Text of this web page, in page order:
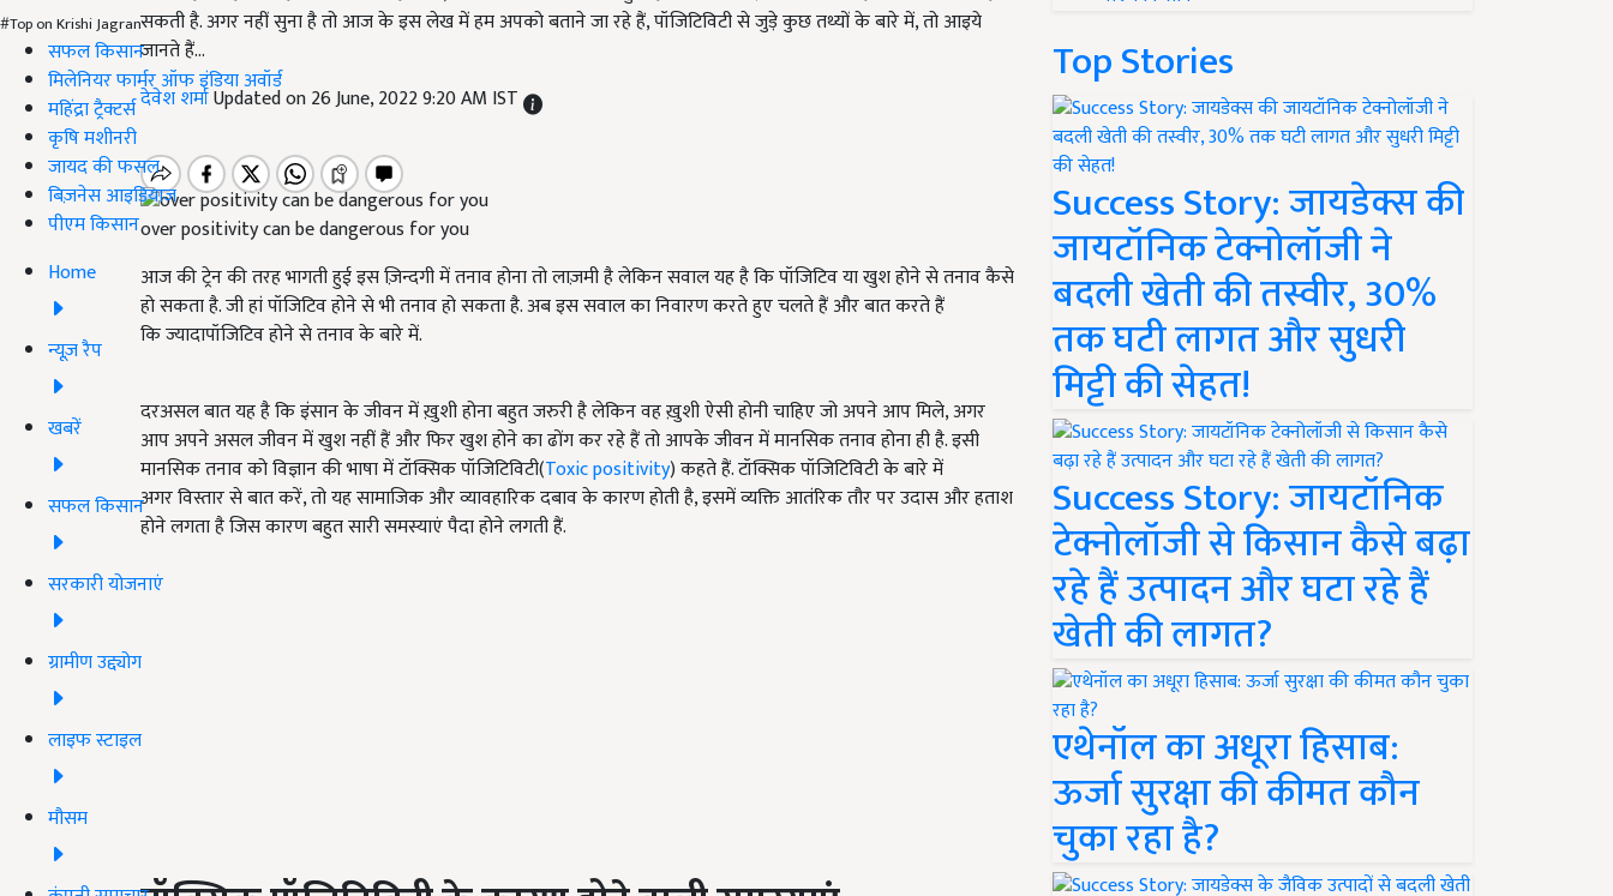
#Top on Krishi Jagran
सफल किसान
मिलेनियर फार्मर ऑफ इंडिया अवॉर्ड
महिंद्रा ट्रैक्टर्स
कृषि मशीनरी
जायद की फसल
बिज़नेस आइडियाज
पीएम किसान
Home
न्यूज़ रैप
खबरें
सफल किसान
सरकारी योजनाएं
ग्रामीण उद्द्योग
लाइफ स्टाइल
मौसम
सकती है. अगर नहीं सुना है तो आज के इस लेख में हम अपको बताने जा रहे हैं, पॉजिटिविटी से जुड़े कुछ तथ्यों के बारे में, तो आइये
जानते हैं...
देवेश शर्माUpdated on 26 June, 2022 9:20 AM IST
over positivity can be dangerous for you
आज की ट्रेन की तरह भागती हुई इस ज़िन्दगी में तनाव होना तो लाज़मी है लेकिन सवाल यह है कि पॉजिटिव या खुश होने से तनाव कैसे
हो सकता है. जी हां पॉजिटिव होने से भी तनाव हो सकता है. अब इस सवाल का निवारण करते हुए चलते हैं और बात करते हैं
किज्यादापॉजिटिव होने से तनाव के बारे में.
दरअसल बात यह है किइंसानके जीवन में ख़ुशी होना बहुत जरुरी है लेकिन वह ख़ुशी ऐसी होनीचाहिएजो अपने आप मिले, अगर
आप अपने असल जीवन में खुश नहीं हैं और फिर खुश होने का ढोंग कर रहे हैं तो आपके जीवन में मानसिक तनाव होना ही है. इसी
मानसिक तनाव को विज्ञान की भाषा में टॉक्सिक पॉजिटिविटी(Toxic positivity)कहते हैं. टॉक्सिक पॉजिटिविटीके बारे में
अगरविस्तार से बात करें, तो यह सामाजिक और व्यावहारिकदबावके कारण होती है, इसमें व्यक्तिआतंरिकतौर पर उदास और हताश
होने लगता है जिस कारण बहुत सारी समस्याएंपैदाहोने लगती हैं.
Top Stories
Success Story: जायडेक्स की
जायटॉनिक टेक्नोलॉजी ने
बदली खेती की तस्वीर, 30%
तक घटी लागत और सुधरी
मिट्टी की सेहत!
Success Story: जायटॉनिक
टेक्नोलॉजी से किसान कैसे बढ़ा
रहे हैं उत्पादन और घटा रहे हैं
खेती की लागत?
एथेनॉल का अधूरा हिसाब:
ऊर्जा सुरक्षा की कीमत कौन
चुका रहा है?